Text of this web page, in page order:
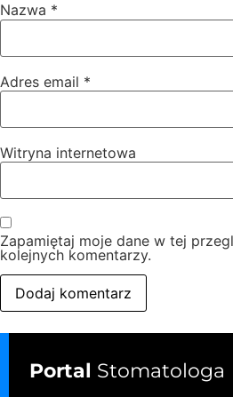
Nazwa *
Adres email *
Witryna internetowa
Zapamiętaj moje dane w tej
kolejnych komentarzy.
Portal Stomatologa